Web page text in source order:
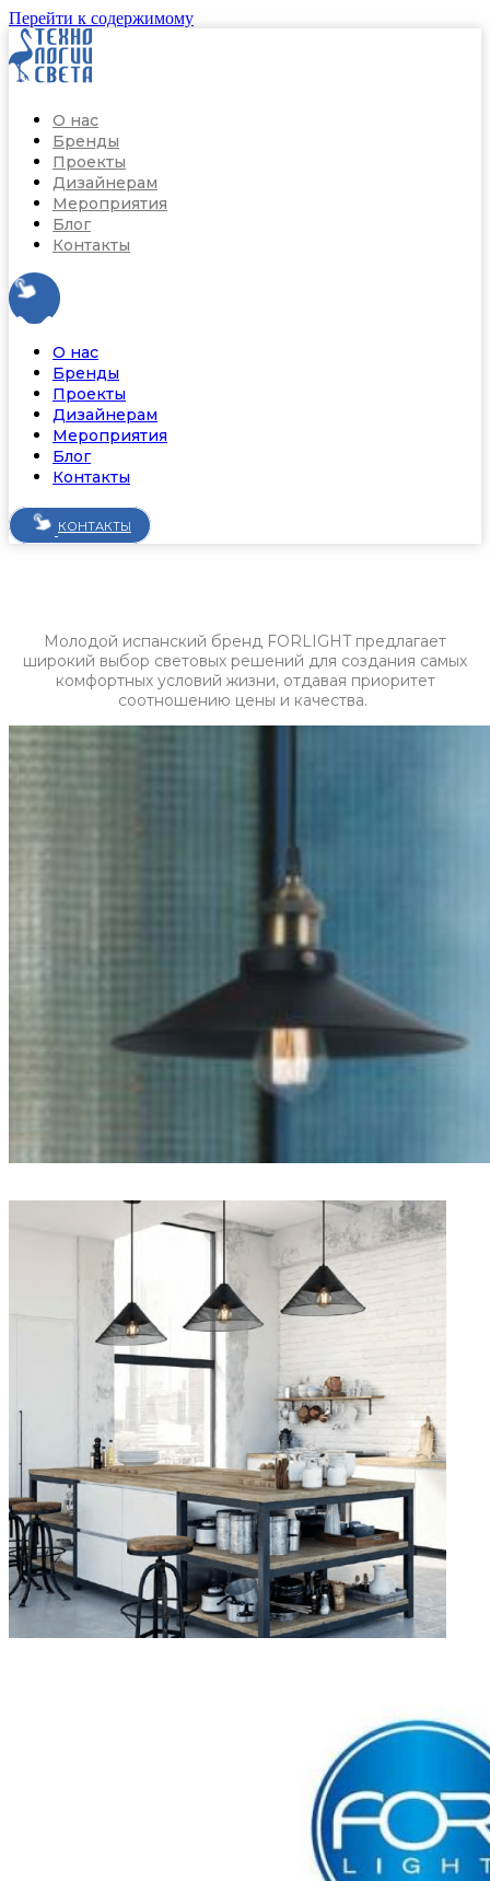
Перейти к содержимому
О нас
Бренды
Проекты
Дизайнерам
Мероприятия
Блог
Контакты
О нас
Бренды
Проекты
Дизайнерам
Мероприятия
Блог
Контакты
КОНТАКТЫ
Молодой испанский бренд FORLIGHT предлагает
широкий выбор световых решений для создания самых
комфортных условий жизни, отдавая приоритет
соотношению цены и качества.